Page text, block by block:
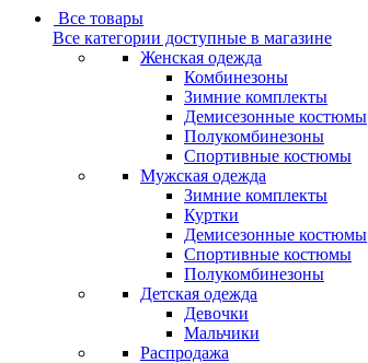
Все товары
Все категории доступные в магазине
Женская одежда
Комбинезоны
Зимние комплекты
Демисезонные костюмы
Полукомбинезоны
Спортивные костюмы
Мужская одежда
Зимние комплекты
Куртки
Демисезонные костюмы
Спортивные костюмы
Полукомбинезоны
Детская одежда
Девочки
Мальчики
Распродажа